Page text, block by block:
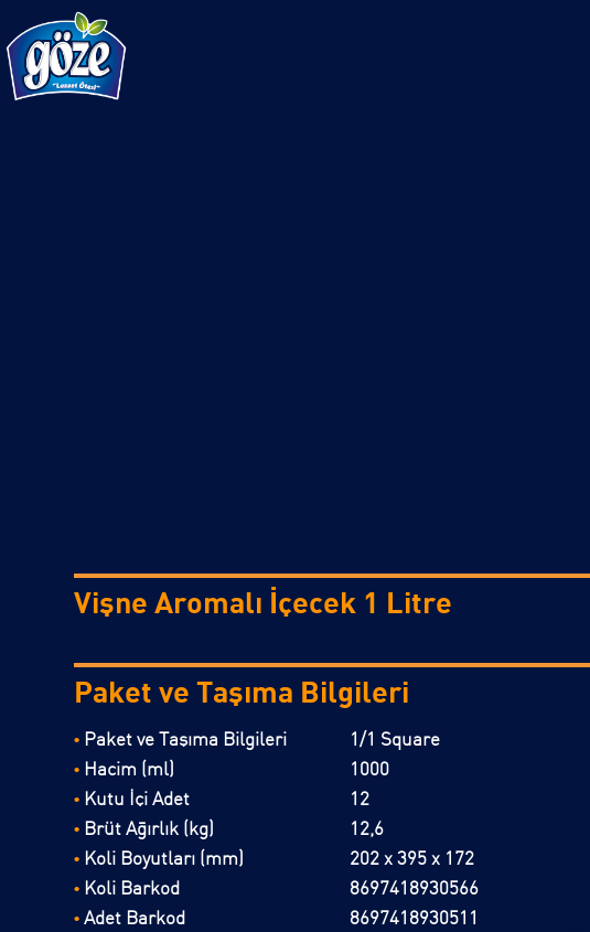
Vişne Aromalı İçecek 1 Litre
Paket ve Taşıma Bilgileri
• Paket ve Taşıma Bilgileri 1/1 Square
• Hacim (ml) 1000
• Kutu İçi Adet 12
• Brüt Ağırlık (kg) 12,6
• Koli Boyutları (mm) 202 x 395 x 172
• Koli Barkod 8697418930566
• Adet Barkod 8697418930511